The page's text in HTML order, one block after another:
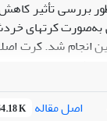
به‌صورت
و شاهد خردادماه
افزایش عملکرد
اصل مقاله K